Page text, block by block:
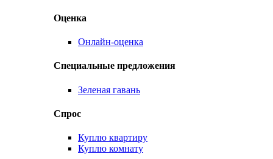
Оценка
Онлайн-оценка
Специальные предложения
Зеленая гавань
Спрос
Куплю квартиру
Куплю комнату